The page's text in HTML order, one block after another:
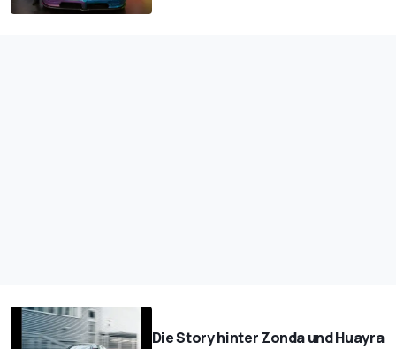
Die Story hinter Zonda und Huayra